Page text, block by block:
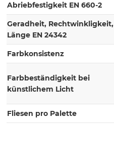
Abriebfestigkeit EN 660-2
Geradheit, Rechtwinkligkeit,
Länge EN 24342
Farbkonsistenz
Farbbeständigkeit bei
künstlichem Licht
Fliesen pro Palette